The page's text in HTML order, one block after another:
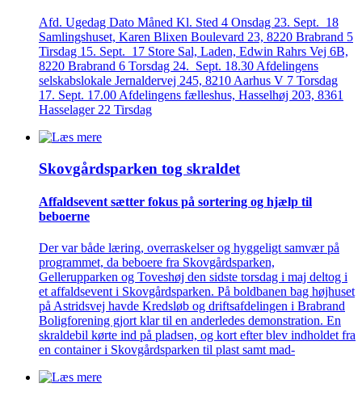
Afd. Ugedag Dato Måned Kl. Sted 4 Onsdag 23. Sept. 18
Samlingshuset, Karen Blixen Boulevard 23, 8220 Brabrand 5
Tirsdag 15. Sept. 17 Store Sal, Laden, Edwin Rahrs Vej 6B,
8220 Brabrand 6 Torsdag 24. Sept. 18.30 Afdelingens
selskabslokale Jernaldervej 245, 8210 Aarhus V 7 Torsdag
17. Sept. 17.00 Afdelingens fælleshus, Hasselhøj 203, 8361
Hasselager 22 Tirsdag
Skovgårds­parken tog skraldet
Affaldsevent sætter fokus på sortering og hjælp til
beboerne
Der var både læring, overraskelser og hyggeligt samvær på
programmet, da beboere fra Skovgårdsparken,
Gellerupparken og Toveshøj den sidste torsdag i maj deltog i
et affaldsevent i Skovgårdsparken. På boldbanen bag højhuset
på Astridsvej havde Kredsløb og driftsafdelingen i Brabrand
Boligforening gjort klar til en anderledes demonstration. En
skraldebil kørte ind på pladsen, og kort efter blev indholdet fra
en container i Skovgårdsparken til plast samt mad-